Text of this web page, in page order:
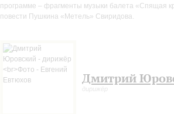
программе – фрагменты музыки балета «Спящая
повести Пушкина «Метель» Свиридова.
Дмитрий
дирижёр